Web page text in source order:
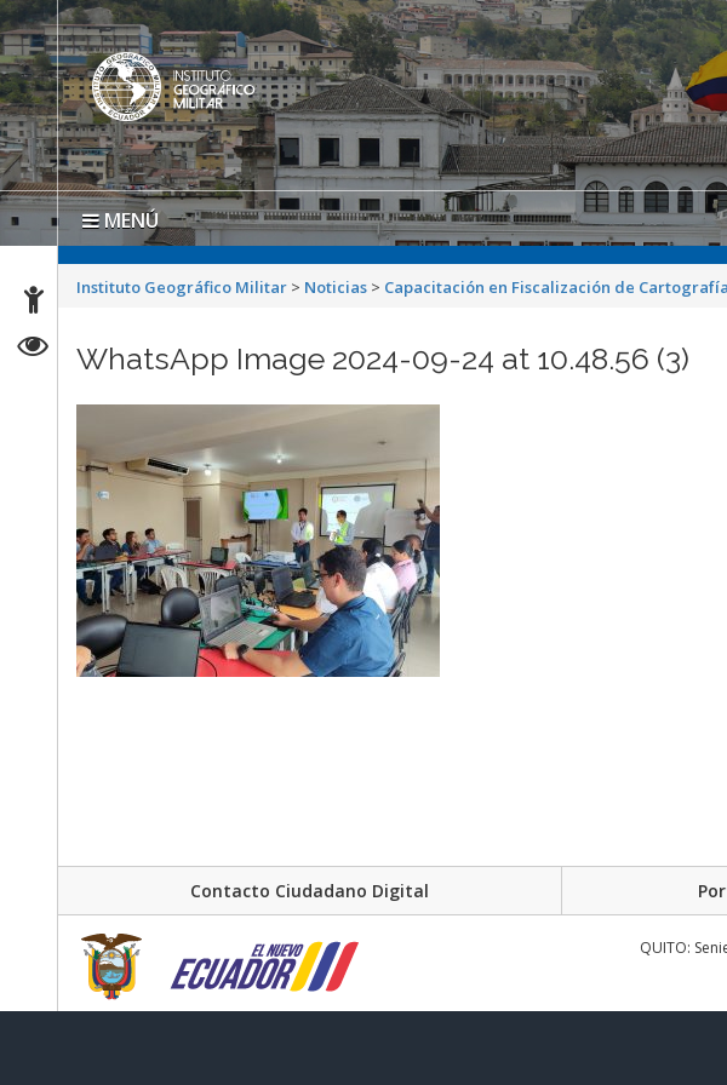
MENÚ
Instituto Geográfico Militar > Noticias > Capacitación en Fiscalización de
WhatsApp Image 2024-09-24 at 10.48.56 (3)
Contacto Ciudadano Digital
QUITO: